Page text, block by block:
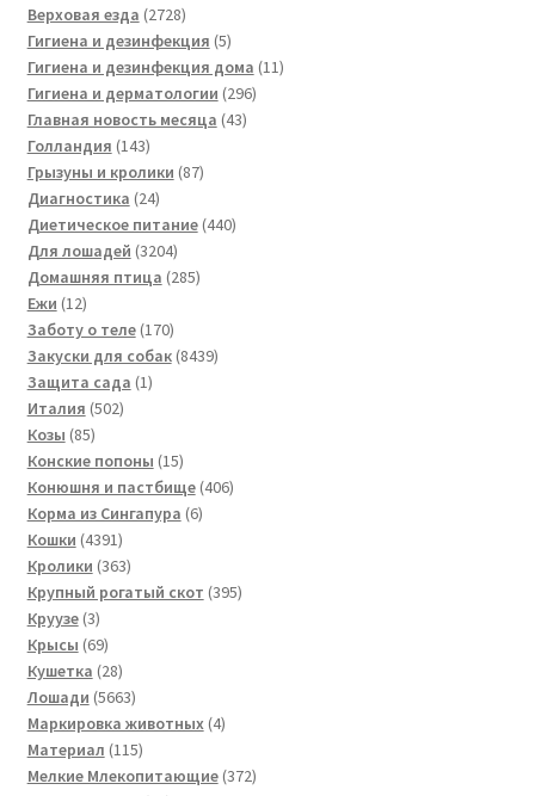
Верховая езда 27282728
товаров
Гигиена и дезинфекция 55
товаров
Гигиена и дезинфекция дома 1111
Гигиена и дерматологии 296296
Главная новость месяца 4343
Голландия 143143
товара
Грызуны и кролики 8787
Диагностика 2424
товара
Диетическое питание 440440
Для лошадей 32043204
товара
Домашняя птица 285285
Ежи 1212
товаров
Заботу о теле 170170
товаров
Закуски для собак 84398439
Защита сада 11
Италия 502502
Козы 8585
товаров
Конские попоны 1515
товаров
Конюшня и пастбище 406406
Корма из Сингапура 66
Кошки 43914391
товар
Кролики 363363
товара
Крупный рогатый скот 395395
Круузе 33
товара
Крысы 6969
товаров
Кушетка 2828
товаров
Лошади 56635663
товара
Маркировка животных 44
Материал 115115
товаров
Мелкие Млекопитающие 372372